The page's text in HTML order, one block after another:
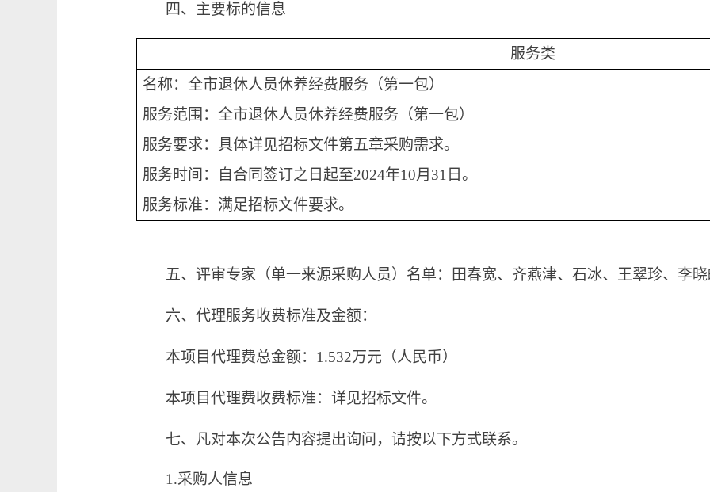
四、主要标的信息
服务类
名称：全市退休人员休养经费服务（第一包）
服务范围：全市退休人员休养经费服务（第一包）
服务要求：具体详见招标文件第五章采购需求。
服务时间：自合同签订之日起至2024年10月31日。
服务标准：满足招标文件要求。
五、评审专家（单一来源采购人员）名单： 田春宽、齐燕津、石冰、王翠珍、李
六、代理服务收费标准及金额：
本项目代理费总金额：1.532万元（人民币）
本项目代理费收费标准：详见招标文件。
七、 凡对本次公告内容提出询问，请按以下方式联系。
1.采购人信息